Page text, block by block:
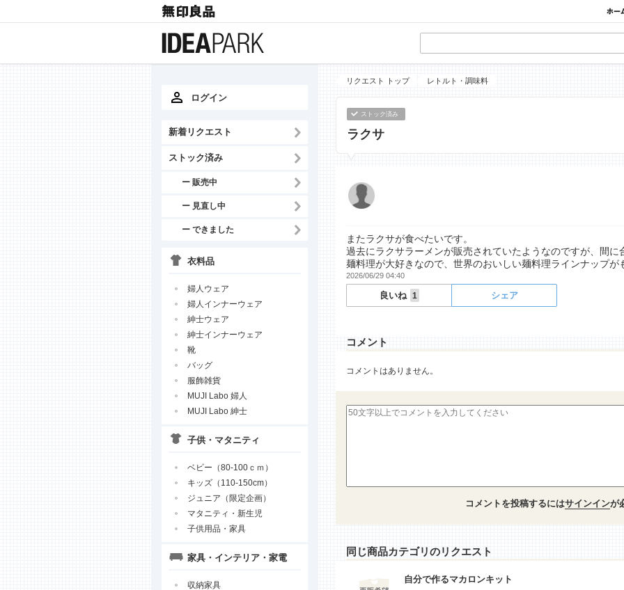
ログイン
新着リクエスト
ストック済み
ー 販売中
ー 見直し中
ー できました
衣料品
婦人ウェア
婦人インナーウェア
紳士ウェア
紳士インナーウェア
靴
バッグ
服飾雑貨
MUJI Labo 婦人
MUJI Labo 紳士
子供・マタニティ
ベビー（80-100ｃｍ）
キッズ（110-150cm）
ジュニア（限定企画）
マタニティ・新生児
子供用品・家具
家具・インテリア・家電
収納家具
リクエスト トップ レトルト・調味料
ストック済み
ラクサ
またラクサが食べたいです。
過去にラクサラーメンが販売されていたようなのですが、間に
麺料理が大好きなので、世界のおいしい麺料理ラインナップが
2026/06/29 04:40
良いね 1 シェア
コメント
コメントはありません。
コメントを投稿するにはサインインが
同じ商品カテゴリのリクエスト
自分で作るマカロンキット